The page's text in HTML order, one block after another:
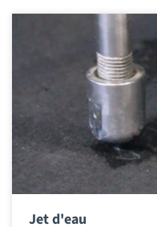
Jet d'eau